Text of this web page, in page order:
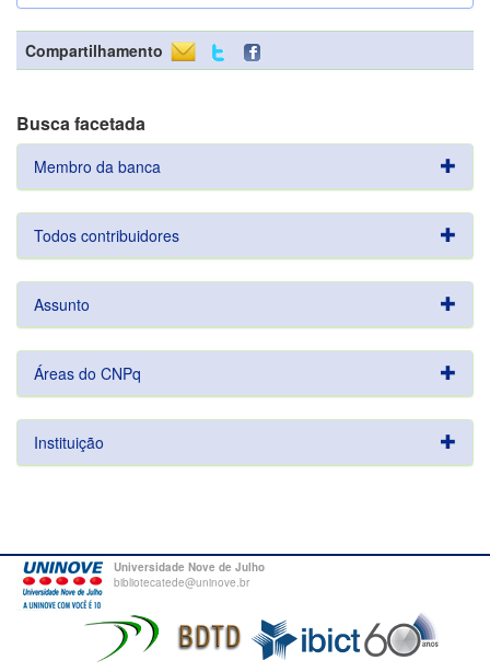
Compartilhamento
Busca facetada
Membro da banca
Todos contribuidores
Assunto
Áreas do CNPq
Instituição
Universidade Nove de Julho
bibliotecatede@uninove.br